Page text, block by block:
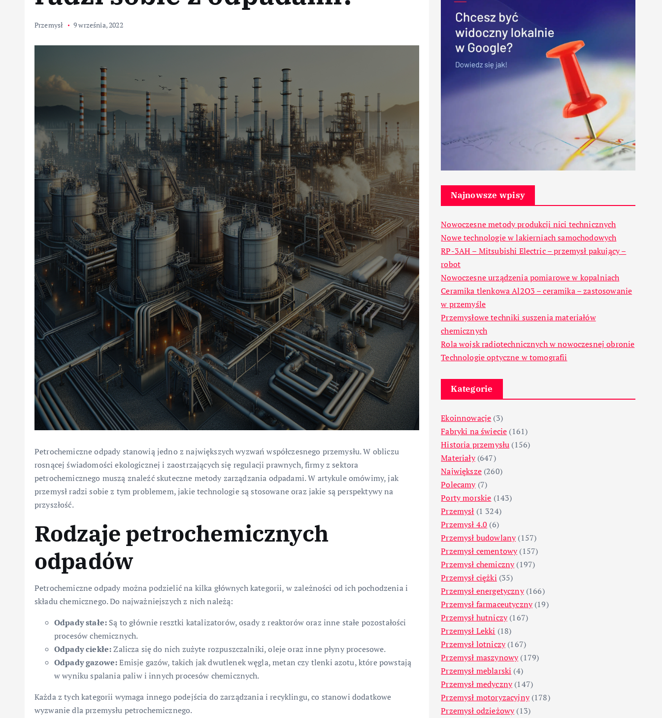
Przemysł 9 września, 2022
Petrochemiczne odpady stanowią jedno z największych wyzwań współczesnego przemysłu. W obliczu
rosnącej świadomości ekologicznej i zaostrzających się regulacji prawnych, firmy z sektora
petrochemicznego muszą znaleźć skuteczne metody zarządzania odpadami. W artykule omówimy, jak
przemysł radzi sobie z tym problemem, jakie technologie są stosowane oraz jakie są perspektywy na
przyszłość.
Rodzaje petrochemicznych
odpadów
Petrochemiczne odpady można podzielić na kilka głównych kategorii, w zależności od ich pochodzenia i
składu chemicznego. Do najważniejszych z nich należą:
Odpady stałe: Są to głównie resztki katalizatorów, osady z reaktorów oraz inne stałe pozostałości
procesów chemicznych.
Odpady ciekłe:Zalicza się do nich zużyte rozpuszczalniki, oleje oraz inne płyny procesowe.
Odpady gazowe:Emisje gazów, takich jak dwutlenek węgla, metan czy tlenki azotu, które powstają
w wyniku spalania paliw i innych procesów chemicznych.
Każda z tych kategorii wymaga innego podejścia do zarządzania i recyklingu, co stanowi dodatkowe
wyzwanie dla przemysłu petrochemicznego.
Najnowsze wpisy
Nowoczesne metody produkcji nici technicznych
Nowe technologie w lakierniach samochodowych
RP-3AH – Mitsubishi Electric – przemysł pakujący –
robot
Nowoczesne urządzenia pomiarowe w kopalniach
Ceramika tlenkowa Al2O3 – ceramika – zastosowanie
w przemyśle
Przemysłowe techniki suszenia materiałów
chemicznych
Rola wojsk radiotechnicznych w nowoczesnej obronie
Technologie optyczne w tomografii
Kategorie
Ekoinnowacje (3)
Fabryki na świecie (161)
Historia przemysłu (156)
Materiały(647)
Największe(260)
Polecamy(7)
Porty morskie (143)
Przemysł (1 324)
Przemysł 4.0 (6)
Przemysł budowlany(157)
Przemysł cementowy(157)
Przemysł chemiczny(197)
Przemysł ciężki (35)
Przemysł energetyczny(166)
Przemysł farmaceutyczny(19)
Przemysł hutniczy(167)
Przemysł Lekki (18)
Przemysł lotniczy(167)
Przemysł maszynowy(179)
Przemysł meblarski (4)
Przemysł medyczny(147)
Przemysł motoryzacyjny(178)
Przemysł odzieżowy(13)